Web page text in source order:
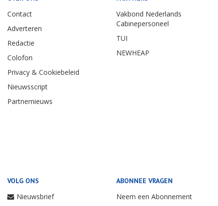
Contact
Adverteren
Redactie
Colofon
Privacy & Cookiebeleid
Nieuwsscript
Partnernieuws
Vakbond Nederlands
Cabinepersoneel
TUI
NEWHEAP
VOLG ONS
Nieuwsbrief
ABONNEE VRAGEN
Neem een Abonnement